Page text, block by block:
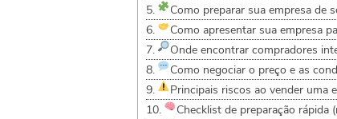
Como preparar sua empresa de
Como apresentar sua empresa
Onde encontrar compradores
Como negociar o preço e as
Principais riscos ao vender uma
Checklist de preparação rápida